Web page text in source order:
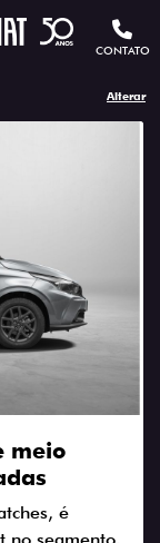
CONTATO
Alterar
meio
é